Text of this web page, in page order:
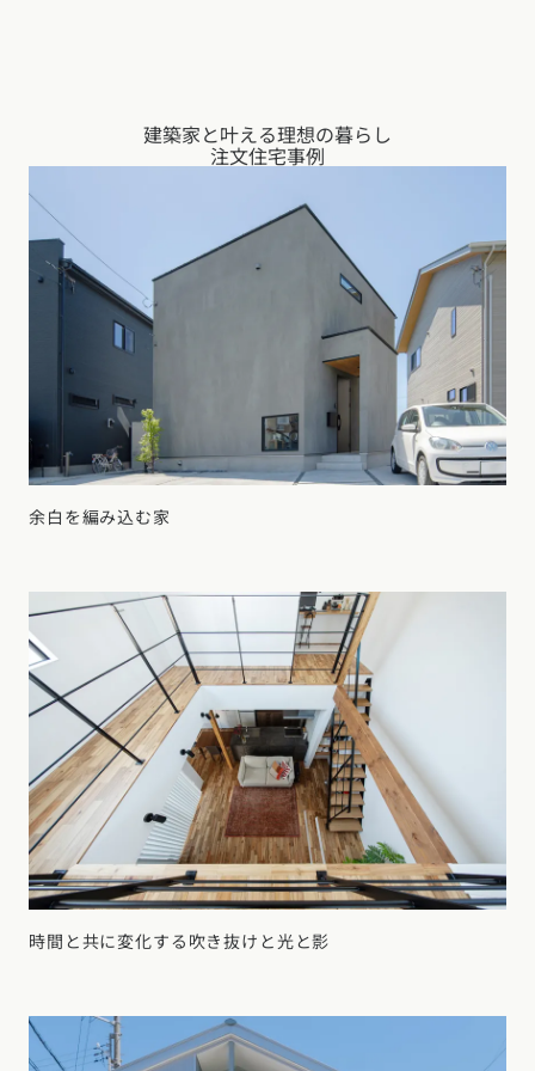
建築家と叶える理想の暮らし
注文住宅事例
余白を編み込む家
時間と共に変化する吹き抜けと光と影